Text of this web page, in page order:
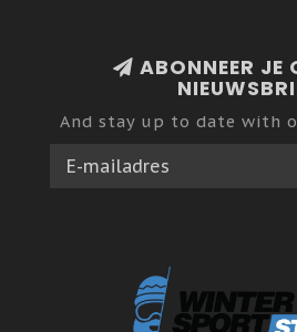
ABONNEER JE
And stay up to date with